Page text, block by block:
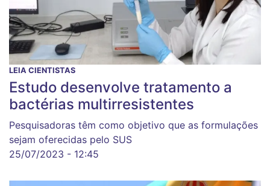
LEIA CIENTISTAS
Estudo desenvolve tratamento a
bactérias multirresistentes
Pesquisadoras têm como objetivo que as formulações
sejam oferecidas pelo SUS
25/07/2023 - 12:45